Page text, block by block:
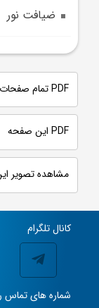
ضيافت نور
PDF تمام صفحات
PDF این صفحه
مشاهده تصویر
کانال تلگرام
شماره های تماس